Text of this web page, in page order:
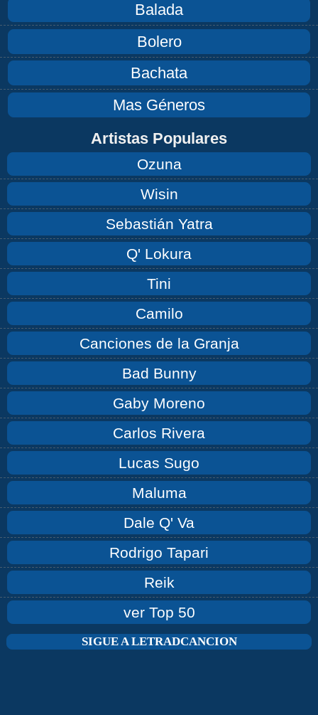
Balada
Bolero
Bachata
Mas Géneros
Artistas Populares
Ozuna
Wisin
Sebastián Yatra
Q' Lokura
Tini
Camilo
Canciones de la Granja
Bad Bunny
Gaby Moreno
Carlos Rivera
Lucas Sugo
Maluma
Dale Q' Va
Rodrigo Tapari
Reik
ver Top 50
SIGUE A LETRADCANCION